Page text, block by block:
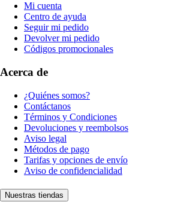
Mi cuenta
Centro de ayuda
Seguir mi pedido
Devolver mi pedido
Códigos promocionales
Acerca de
¿Quiénes somos?
Contáctanos
Términos y Condiciones
Devoluciones y reembolsos
Aviso legal
Métodos de pago
Tarifas y opciones de envío
Aviso de confidencialidad
Nuestras tiendas